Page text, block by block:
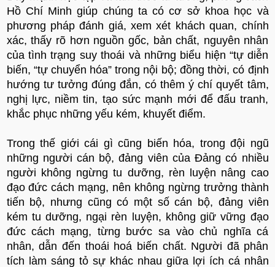
Hồ Chí Minh giúp chúng ta có cơ sở khoa học và
phương pháp đánh giá, xem xét khách quan, chính
xác, thấy rõ hơn nguồn gốc, bản chất, nguyên nhân
của tình trạng suy thoái và những biểu hiện “tự diễn
biến, “tự chuyển hóa” trong nội bộ; đồng thời, có định
hướng tư tưởng đúng đắn, có thêm ý chí quyết tâm,
nghị lực, niềm tin, tạo sức mạnh mới để đấu tranh,
khắc phục những yếu kém, khuyết điểm.
Trong thế giới cái gì cũng biến hóa, trong đội ngũ
những người cán bộ, đảng viên của Đảng có nhiều
người không ngừng tu dưỡng, rèn luyện nâng cao
đạo đức cách mạng, nên không ngừng trưởng thành
tiến bộ, nhưng cũng có một số cán bộ, đảng viên
kém tu dưỡng, ngại rèn luyện, không giữ vững đạo
đức cách mạng, từng bước sa vào chủ nghĩa cá
nhân, dẫn đến thoái hoá biến chất. Người đã phân
tích làm sáng tỏ sự khác nhau giữa lợi ích cá nhân